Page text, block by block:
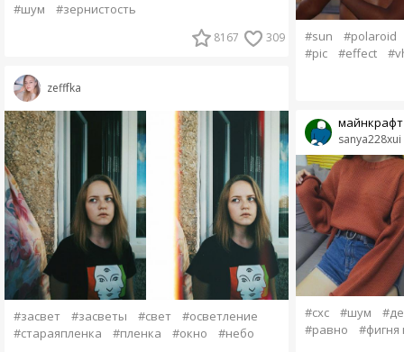
#шум #зернистость
8167 309
zefffka
#засвет #засветы #свет
#осветление
#стараяпленка
#пленка #окно #небо
#sun
#polaroid
#pic
#effect
sanya228xui
майнкрафт
#схс #шум
#равно
#фигня